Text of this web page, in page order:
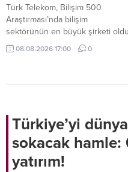
Türk Telekom, Bilişim 500
Araştırması’nda bilişim
sektörünün en büyük şirketi
Şirket ayrıca “Yılın Türkiye
Merkezli Üretici Hizmet Kategori
08.08.2026 17:00 0
Türkiye’yi
sokacak
yatırım!